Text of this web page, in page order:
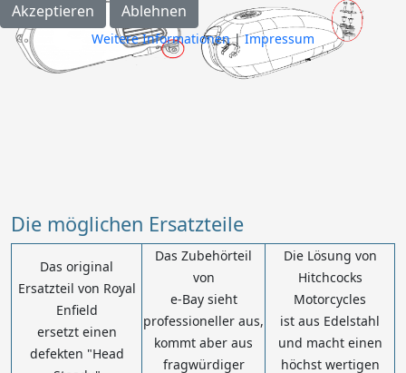
Die möglichen Ersatzteile
Das original
Ersatzteil von Royal
Enfield
ersetzt einen
defekten "Head
Das Zubehörteil
von
e-Bay sieht
professioneller aus,
kommt aber aus
fragwürdiger
Die Lösung von
Hitchcocks
Motorcycles
ist aus Edelstahl
und macht einen
höchst wertigen
Akzeptieren Ablehnen
Weitere Informationen|Impressum